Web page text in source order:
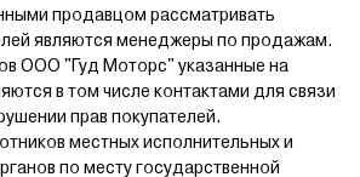
продавцом рассматривать
являются менеджеры по продажам.
ООО "Гуд Моторс" указанные на
в том числе контактами для связи
прав покупателей.
местных исполнительных и
по месту государственной